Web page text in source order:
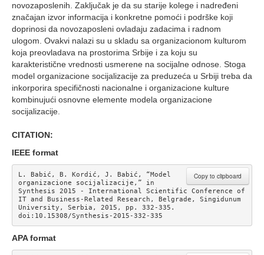
novozaposlenih. Zaključak je da su starije kolege i nadređeni
značajan izvor informacija i konkretne pomoći i podrške koji
doprinosi da novozaposleni ovladaju zadacima i radnom
ulogom. Ovakvi nalazi su u skladu sa organizacionom kulturom
koja preovladava na prostorima Srbije i za koju su
karakteristične vrednosti usmerene na socijalne odnose. Stoga
model organizacione socijalizacije za preduzeća u Srbiji treba da
inkorporira specifičnosti nacionalne i organizacione kulture
kombinujući osnovne elemente modela organizacione
socijalizacije.
CITATION:
IEEE format
Copy to clipboard
L. Babić, B. Kordić, J. Babić, “Model
organizacione socijalizacije,” in
Synthesis 2015 - International Scientific Conference of
IT and Business-Related Research, Belgrade, Singidunum
University, Serbia, 2015, pp. 332-335.
doi:10.15308/Synthesis-2015-332-335
APA format